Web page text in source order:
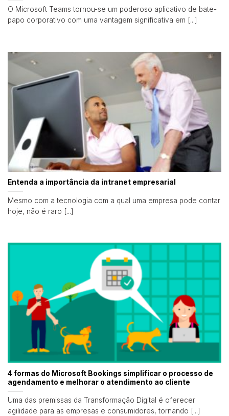
O Microsoft Teams tornou-se um poderoso aplicativo de bate-
papo corporativo com uma vantagem significativa em [...]
Entenda a importância da intranet empresarial
Mesmo com a tecnologia com a qual uma empresa pode contar
hoje, não é raro [...]
4 formas do Microsoft Bookings simplificar o processo de
agendamento e melhorar o atendimento ao cliente
Uma das premissas da Transformação Digital é oferecer
agilidade para as empresas e consumidores, tornando [...]